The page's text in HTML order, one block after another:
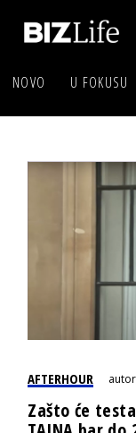
NOVO U FOKUSU
AFTERHOUR
Zašto će